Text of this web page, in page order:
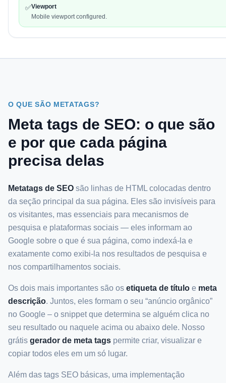
✅Viewport
Mobile viewport configured.
O QUE SÃO METATAGS?
Meta tags de SEO: o que são
e por que cada página
precisa delas
Metatags de SEO são linhas de HTML colocadas dentro
da seção principal da sua página. Eles são invisíveis para
os visitantes, mas essenciais para mecanismos de
pesquisa e plataformas sociais — eles informam ao
Google sobre o que é sua página, como indexá-la e
exatamente como exibi-la nos resultados de pesquisa e
nos compartilhamentos sociais.
Os dois mais importantes são os etiqueta de título e meta
descrição. Juntos, eles formam o seu “anúncio orgânico”
no Google – o snippet que determina se alguém clica no
seu resultado ou naquele acima ou abaixo dele. Nosso
grátis gerador de meta tags permite criar, visualizar e
copiar todos eles em um só lugar.
Além das tags SEO básicas, uma implementação